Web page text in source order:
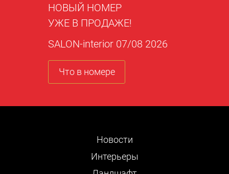
НОВЫЙ НОМЕР
УЖЕ В ПРОДАЖЕ!
SALON-interior 07/08 2026
Что в номере
Новости
Интерьеры